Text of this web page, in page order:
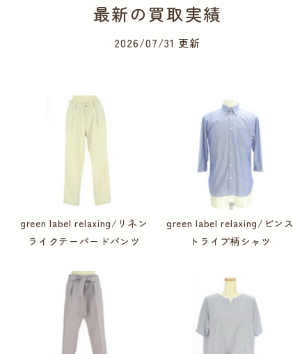
最新の買取実績
2026/07/31 更新
green label relaxing/リネン
ライクテーパードパンツ
green label relaxing/ピンス
トライプ柄シャツ